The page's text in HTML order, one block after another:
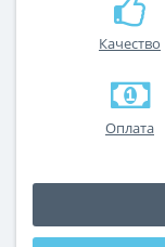
Качество
Оплата